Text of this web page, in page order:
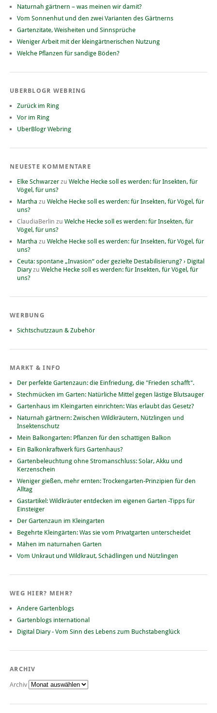
Naturnah gärtnern – was meinen wir damit?
Vom Sonnenhut und den zwei Varianten des Gärtnerns
Gartenzitate, Weisheiten und Sinnsprüche
Weniger Arbeit mit der kleingärtnerischen Nutzung
Welche Pflanzen für sandige Böden?
UBERBLOGR WEBRING
Zurück im Ring
Vor im Ring
UberBlogr Webring
NEUESTE KOMMENTARE
Elke Schwarzer zu Welche Hecke soll es werden: für Insekten, für
Vögel, für uns?
Martha zu Welche Hecke soll es werden: für Insekten, für Vögel, für
uns?
ClaudiaBerlin zu Welche Hecke soll es werden: für Insekten, für
Vögel, für uns?
Martha zu Welche Hecke soll es werden: für Insekten, für Vögel, für
uns?
Ceuta: spontane „Invasion“ oder gezielte Destabilisierung? › Digital
Diaryzu Welche Hecke soll es werden: für Insekten, für Vögel, für
uns?
WERBUNG
Sichtschutzzaun & Zubehör
MARKT & INFO
Der perfekte Gartenzaun: die Einfriedung, die "Frieden schafft".
Stechmücken im Garten: Natürliche Mittel gegen lästige Blutsauger
Gartenhaus im Kleingarten einrichten: Was erlaubt das Gesetz?
Naturnah gärtnern: Zwischen Wildkräutern, Nützlingen und
Insektenschutz
Mein Balkongarten: Pflanzen für den schattigen Balkon
Ein Balkonkraftwerk fürs Gartenhaus?
Gartenbeleuchtung ohne Stromanschluss: Solar, Akku und
Kerzenschein
Weniger gießen, mehr ernten: Trockengarten-Prinzipien für den
Alltag
Gastartikel: Wildkräuter entdecken im eigenen Garten -Tipps für
Einsteiger
Der Gartenzaun im Kleingarten
Begehrte Kleingärten: Was sie vom Privatgarten unterscheidet
Mähen im naturnahen Garten
Vom Unkraut und Wildkraut, Schädlingen und Nützlingen
WEG HIER? MEHR?
Andere Gartenblogs
Gartenblogs international
Digital Diary - Vom Sinn des Lebens zum Buchstabenglück
ARCHIV
Archiv